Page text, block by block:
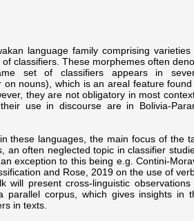
language family comprising varieties
classifiers. These morphemes often
set of classifiers appears in
nouns), which is an areal feature found
they are not obligatory in most
use in discourse are in Bolivia-
these languages, the main focus of the
an often neglected topic in classifier
exception to this being e.g. Contini-
and Rose, 2019 on the use of
will present cross-linguistic observations
corpus, which gives insights in
in texts.